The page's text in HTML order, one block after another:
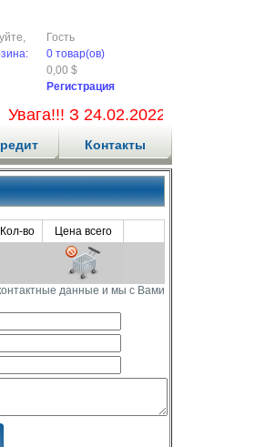
Гость
0 товар(ов)
0,00 $
Регистрация
Увага!!! З 24.02.2022 ми не
Контакты
Кол-во Цена всего
данные и мы с Вами